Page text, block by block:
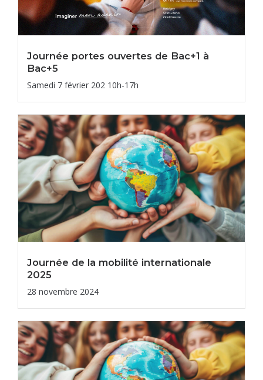
Journée portes ouvertes de Bac+1 à
Bac+5
Samedi 7 février 202 10h-17h
Journée de la mobilité internationale
2025
28 novembre 2024